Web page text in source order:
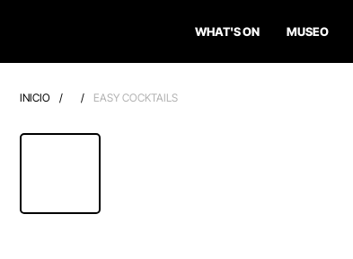
WHAT'S ON MUSEO
INICIO / / EASY COCKTAILS